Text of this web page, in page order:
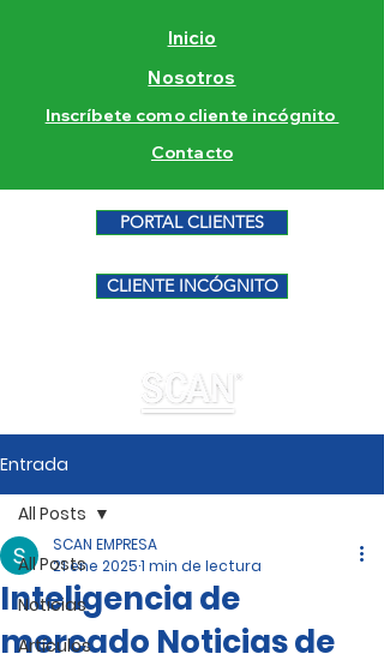
Inicio
Nosotros
Inscríbete como cliente incógnito
Contacto
PORTAL CLIENTES
CLIENTE INCÓGNITO
Entrada
All Posts
Noticias
Artículos
All Posts
Inteligencia de
mercado Noticias de
SCAN EMPRESA
21 ene 20251 min de lectura